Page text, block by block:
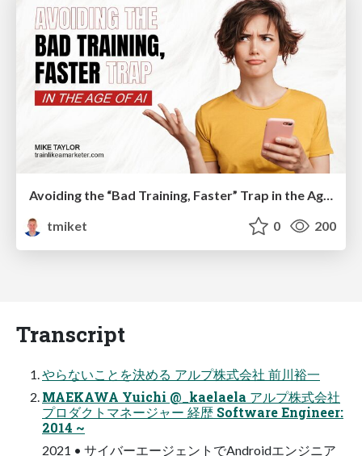
tmiket
0 200
Transcript
やらないことを決める アルプ株式会社 前川裕一
MAEKAWA Yuichi @_kaelaela アルプ株式会社
プロダクトマネージャー 経歴 Software Engineer:
2014 ~
2021 • サイバーエージェントでAndroidエンジニア